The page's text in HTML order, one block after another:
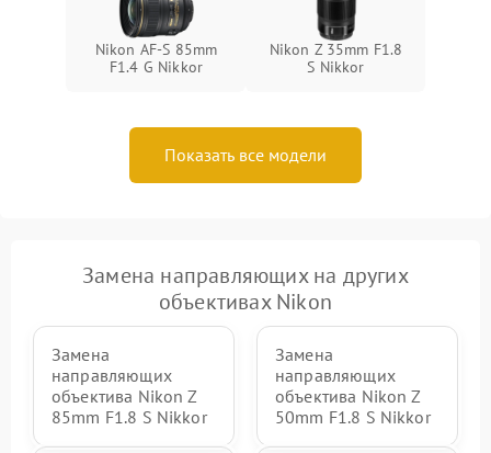
Nikon AF-S 85mm
F1.4 G Nikkor
Nikon Z 35mm F1.8
S Nikkor
Показать все модели
Замена направляющих на других
объективах Nikon
Замена
направляющих
объектива Nikon Z
85mm F1.8 S Nikkor
Замена
направляющих
объектива Nikon Z
50mm F1.8 S Nikkor